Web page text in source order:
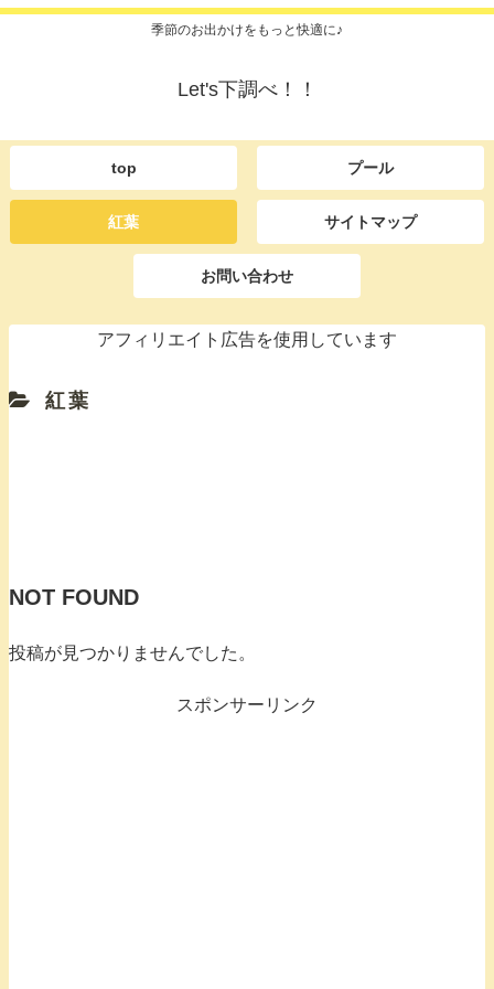
季節のお出かけをもっと快適に♪
Let's下調べ！！
top プール
紅葉 サイトマップ
お問い合わせ
アフィリエイト広告を使用しています
紅葉
NOT FOUND
投稿が見つかりませんでした。
スポンサーリンク